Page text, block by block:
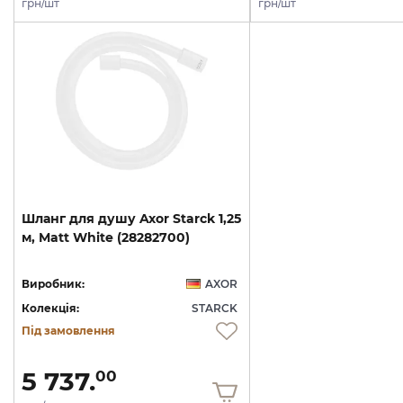
грн/шт грн/шт
Шланг для душу Axor Starck 1,25
м, Matt White (28282700)
Виробник:
AXOR
Колекція:
STARCK
Під замовлення
5 737.00